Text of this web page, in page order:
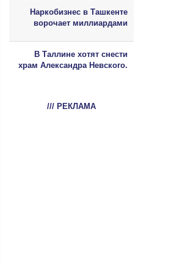
Наркобизнес в Ташкенте
ворочает миллиардами
В Таллине хотят снести
храм Александра Невского.
/// РЕКЛАМА